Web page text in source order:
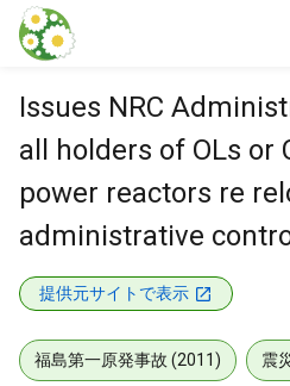
本文に飛ぶ
Issues NRC
all holders of OLs or
power reactors re
administrative
提供元サイトで表示
福島第一原発事故 (2011) 震